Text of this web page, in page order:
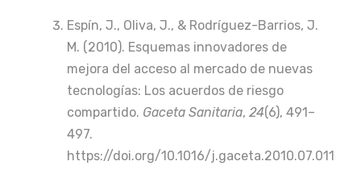
Espín, J., Oliva, J., & Rodríguez-Barrios, J.
M. (2010). Esquemas innovadores de
mejora del acceso al mercado de nuevas
tecnologías: Los acuerdos de riesgo
compartido. Gaceta Sanitaria, 24(6), 491–
497.
https://doi.org/10.1016/j.gaceta.2010.07.011